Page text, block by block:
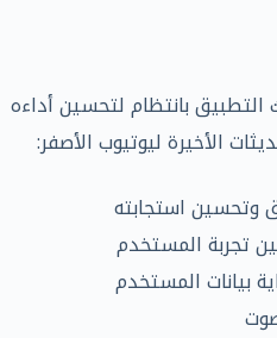
بانتظام لتحسين أداءه
الأخيرة ليوتيوب الأصفر:
وتحسين استجابته
تجربة المستخدم
بيانات المستخدم